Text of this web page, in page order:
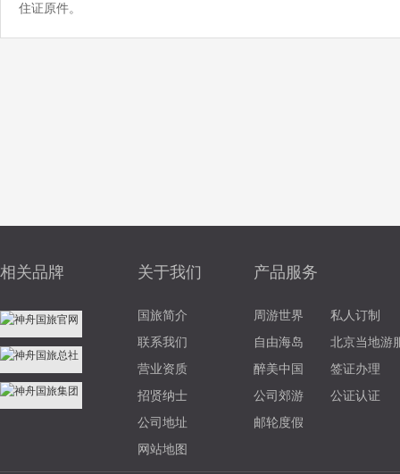
住证原件。
相关品牌 关于我们
国旅简介
联系我们
营业资质
招贤纳士
公司地址
网站地图
产品服务
周游世界
私人订制
自由海岛
北京当地游
醉美中国
签证办理
公司郊游
公证认证
邮轮度假